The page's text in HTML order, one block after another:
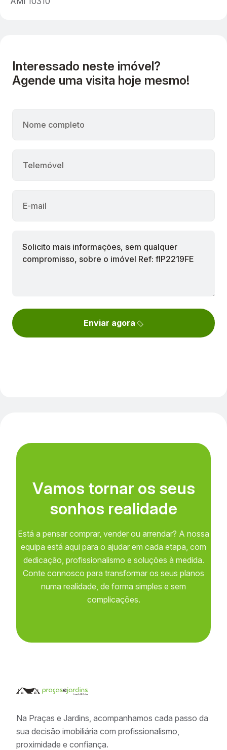
Interessado neste imóvel?
Agende uma visita hoje mesmo!
Enviar agora
Vamos tornar os seus
sonhos realidade
Está a pensar comprar, vender ou arrendar? A nossa
equipa está aqui para o ajudar em cada etapa, com
dedicação, profissionalismo e soluções à medida.
Conte connosco para transformar os seus planos
numa realidade, de forma simples e sem
complicações.
Na Praças e Jardins, acompanhamos cada passo da
sua decisão imobiliária com profissionalismo,
proximidade e confiança.